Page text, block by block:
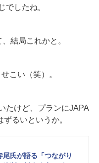
したね。
結局これかと。
こい（笑）。
たけど、プランにJAPA
るいというか。
尾氏が語る「つながり